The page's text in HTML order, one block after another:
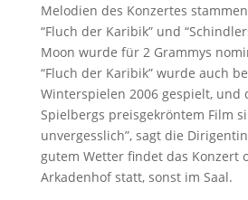
Melodien des Konzertes
“Fluch der Karibik” und
Moon wurde für 2 Grammys
“Fluch der Karibik” wurde auch
Winterspielen 2006 gespielt, und
Spielbergs preisgekröntem Film
unvergesslich”, sagt die
gutem Wetter findet das Konzert
Arkadenhof statt, sonst im Saal.